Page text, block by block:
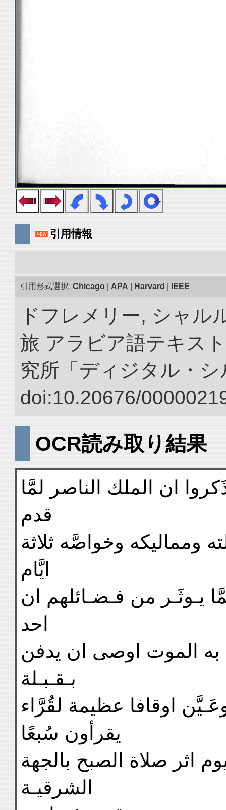
引用情報
引用形式選択: Chicago APA Harvard IEEE
ドフレメリー, シャル
旅 アラビア語テキス
究所「ディジタル・
doi:10.20676/
OCR読み取り結果
ان الملك الناصر لمَّا
قدم
ومماليكه وخواصَّه ثلاثة
ايَّام
من فـضـائلهم ان
احد
به الموت اوصى ان يدفن
بـقـبـلة
اوقافا عظيمة لقُرَّاء
يقرأون سُبعًا
اثر صلاة الصبح بالجهة
الشرقيـة